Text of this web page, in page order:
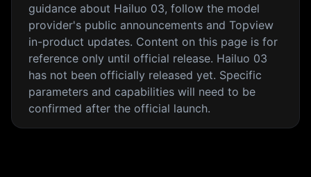
guidance about Hailuo 03, follow the model
provider's public announcements and Topview
in-product updates. Content on this page is for
reference only until official release. Hailuo 03
has not been officially released yet. Specific
parameters and capabilities will need to be
confirmed after the official launch.